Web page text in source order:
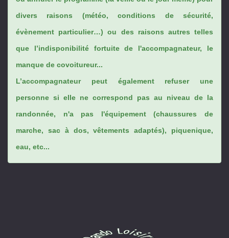
divers raisons (météo, conditions de sécurité,
évènement particulier…) ou des raisons autres telles
que l’indisponibilité fortuite de l'accompagnateur, le
manque de covoitureur...
L’accompagnateur peut également refuser une
personne si elle ne correspond pas au niveau de la
randonnée, n'a pas l'équipement (chaussures de
marche, sac à dos, vêtements adaptés), piquenique,
eau, etc...